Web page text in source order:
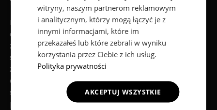
Nowoczesne systemy
chłodzenia wykorzystują
zasadę chłodzenia
strefowego. Oznacza to,
że każdy wentylator
odpowiada za konkretną
sekcję laptopa. Na
przykład:
Rośnie zapotrzebowanie
na skuteczniejsze układy
chłodzenia. To
odpowiedź na rosnące
wymagania
laptopach klasy
premium.
witryny, naszym partnerom reklamowym
i analitycznym, którzy mogą łączyć je z
innymi informacjami, które im
przekazałeś lub które zebrali w wyniku
korzystania przez Ciebie z ich usług.
Polityka prywatności
AKCEPTUJ WSZYSTKIE